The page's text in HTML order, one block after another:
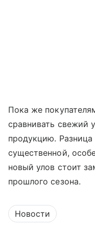
Пока же
сравнивать свежий
продукцию.
существенной,
новый улов стоит
прошлого сезона.
Новости